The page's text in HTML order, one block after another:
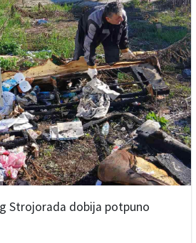
Strojorada dobija potpuno